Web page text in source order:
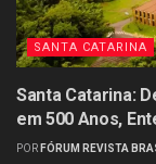
SANTA CATARINA
Santa Catarina:
em 500 Anos,
POR FÓRUM REVISTA